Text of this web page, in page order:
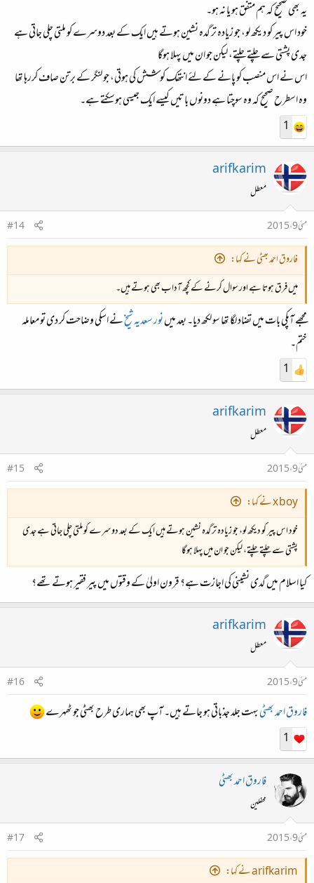
یہ بھی صحیح کہ ہم متفق ہو یا نہ ہو۔
خود اس پیر کو دیکھ لو، جو زیادہ تر گدہ نشین ہوتے ہیں ایک کے بعد دوسرے کو ملتی چلی جاتی ہے
جدی پشتی سے چلتے چلتے، لیکن جو ان میں پہلا ہوگا
اس نے اس منصب کو پانے کے لئے انتھک کوشش کی ہوتی، جو لنگر کے برتن صاف کررہا تھا
وہ اسطرح صحیح کہ وہ سوچتا ہے دونوں باتیں کیسے ایک جیسی ہوسکتے ہے۔
1
arifkarim
معطل
مئی 9، 2015
#14
فاروق احمد بھٹی نے کہا:
میں فرق ہوتا ہے اور سوال کرنے کے کچھ آداب بھی ہوتے ہیں۔
مجھے آپکی بات میں تضاد لگا تھا سو لکھ دیا۔ بعد میںنور سعدیہ شیخنے اسکی وضاحت کر دی تو معاملہ
ختم۔
1
arifkarim
معطل
مئی 9، 2015
#15
x boy نے کہا:
خود اس پیر کو دیکھ لو، جو زیادہ تر گدہ نشین ہوتے ہیں ایک کے بعد دوسرے کو ملتی چلی جاتی ہے جدی
پشتی سے چلتے چلتے، لیکن جو ان میں پہلا ہوگا
کیا اسلام میں گدی نشینی کی اجازت ہے؟ قرون اولیٰ کے وقتوں میں پیر فقیر ہوتے تھے؟
arifkarim
معطل
مئی 9، 2015
#16
فاروق احمد بھٹیبہت جلد جذباتی ہو جاتے ہیں۔ آپ بھی ہماری طرح بھٹی جو ٹھہرے
1
فاروق احمد بھٹی
محفلین
مئی 9، 2015
#17
arifkarim نے کہا: